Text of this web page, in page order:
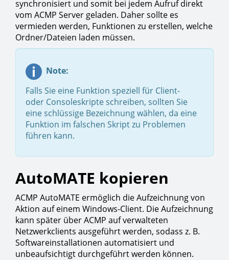
synchronisiert und somit bei jedem Aufruf direkt
vom ACMP Server geladen. Daher sollte es
vermieden werden, Funktionen zu erstellen, welche
Ordner/Dateien laden müssen.
Note:
Falls Sie eine Funktion speziell für Client-
oder Consoleskripte schreiben, sollten Sie
eine schlüssige Bezeichnung wählen, da eine
Funktion im falschen Skript zu Problemen
führen kann.
AutoMATE kopieren
ACMP AutoMATE ermöglich die Aufzeichnung von
Aktion auf einem Windows-Client. Die Aufzeichnung
kann später über ACMP auf verwalteten
Netzwerkclients ausgeführt werden, sodass z. B.
Softwareinstallationen automatisiert und
unbeaufsichtigt durchgeführt werden können.